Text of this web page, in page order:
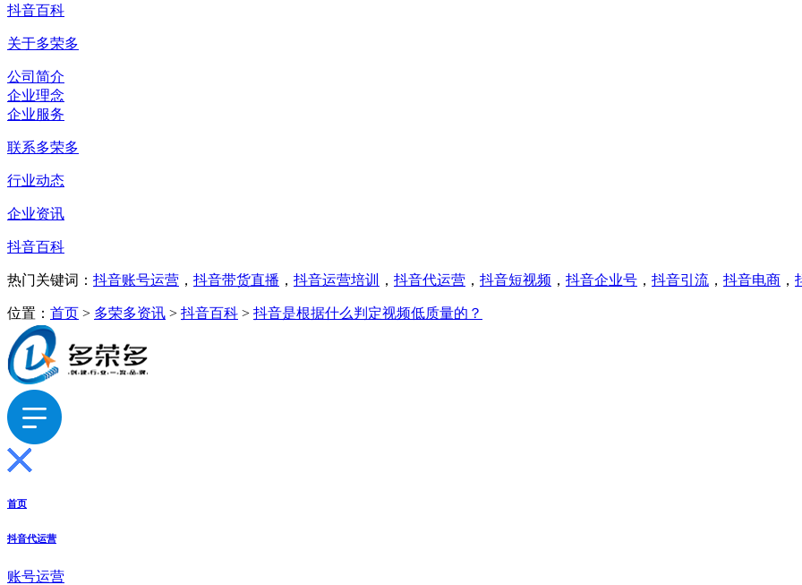
抖音百科
关于多荣多
公司简介
企业理念
企业服务
联系多荣多
行业动态
企业资讯
抖音百科
热门关键词： 抖音账号运营 ， 抖音带货直播 ， 抖音运营培训 ， 抖音代运营 ， 抖音短视频 ， 抖音企业号 ， 抖音引流 ， 抖音电商 ，
位置： 首页 > 多荣多资讯 > 抖音百科 > 抖音是根据什么判定视频低质量的？
首页
抖音代运营
账号运营